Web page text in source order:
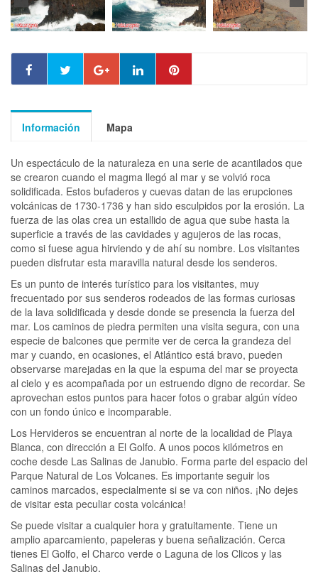
Información Mapa
Un espectáculo de la naturaleza en una serie de acantilados que
se crearon cuando el magma llegó al mar y se volvió roca
solidificada. Estos bufaderos y cuevas datan de las erupciones
volcánicas de 1730-1736 y han sido esculpidos por la erosión. La
fuerza de las olas crea un estallido de agua que sube hasta la
superficie a través de las cavidades y agujeros de las rocas,
como si fuese agua hirviendo y de ahí su nombre. Los visitantes
pueden disfrutar esta maravilla natural desde los senderos.
Es un punto de interés turístico para los visitantes, muy
frecuentado por sus senderos rodeados de las formas curiosas
de la lava solidificada y desde donde se presencia la fuerza del
mar. Los caminos de piedra permiten una visita segura, con una
especie de balcones que permite ver de cerca la grandeza del
mar y cuando, en ocasiones, el Atlántico está bravo, pueden
observarse marejadas en la que la espuma del mar se proyecta
al cielo y es acompañada por un estruendo digno de recordar. Se
aprovechan estos puntos para hacer fotos o grabar algún vídeo
con un fondo único e incomparable.
Los Hervideros se encuentran al norte de la localidad de Playa
Blanca, con dirección a El Golfo. A unos pocos kilómetros en
coche desde Las Salinas de Janubio. Forma parte del espacio del
Parque Natural de Los Volcanes. Es importante seguir los
caminos marcados, especialmente si se va con niños. ¡No dejes
de visitar esta peculiar costa volcánica!
Se puede visitar a cualquier hora y gratuitamente. Tiene un
amplio aparcamiento, papeleras y buena señalización. Cerca
tienes El Golfo, el Charco verde o Laguna de los Clicos y las
Salinas del Janubio.